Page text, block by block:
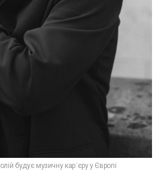
будує музичну кар’єру у Європі